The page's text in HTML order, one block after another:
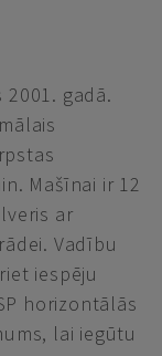
2001. gadā.
Mašīnai ir 12
ar
Vadību
iespēju
horizontālās
lai iegūtu